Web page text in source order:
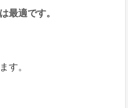
最適です。
す。